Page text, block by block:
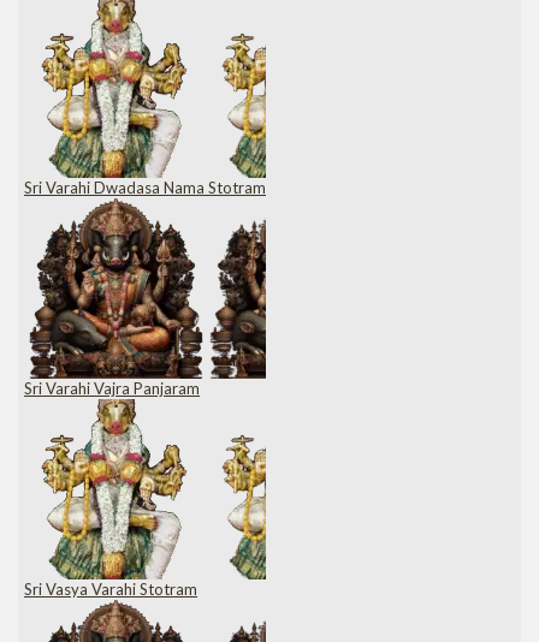
Sri Varahi Dwadasa Nama Stotram
Sri Varahi Vajra Panjaram
Sri Vasya Varahi Stotram